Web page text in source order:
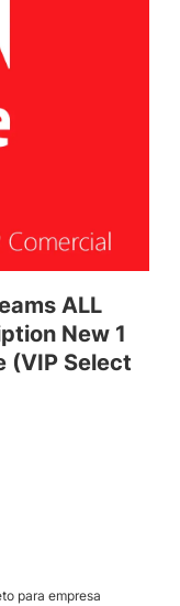
ALL
New 1
(VIP Select
para empresa